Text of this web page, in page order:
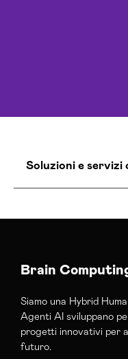
Soluzioni e
Agenzia E-
Agenzia
Agenzia Social
Agenzia Web
Brain
Siamo una Hybrid
Agenti AI sviluppano
progetti innovativi per
futuro.